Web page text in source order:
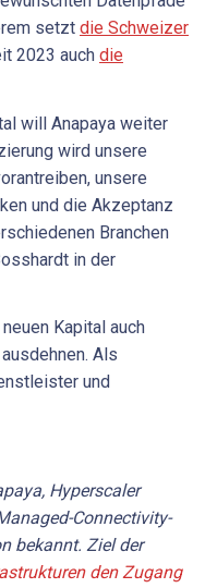
setzt die Schweizer
2023 auch die
will Anapaya weiter
wird unsere
unsere
und die Akzeptanz
Branchen
in der
Kapital auch
Als
und
Hyperscaler
Connectivity-
bekannt. Ziel der
den Zugang